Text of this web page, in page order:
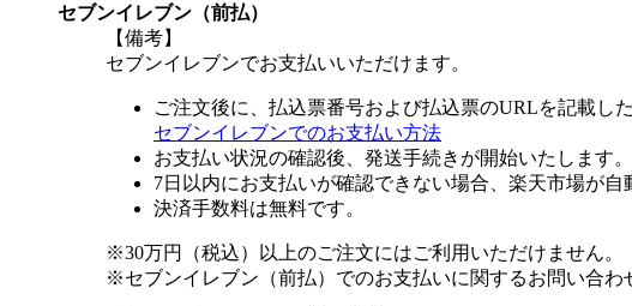
セブンイレブン（前払）
【備考】
セブンイレブンでお支払いいただけます。
ご注文後に、払込票番号および払込票のURLを記載し
セブンイレブンでのお支払い方法
お支払い状況の確認後、発送手続きが開始いたします
7日以内にお支払いが確認できない場合、楽天市場が自
決済手数料は無料です。
※30万円（税込）以上のご注文にはご利用いただけません。
※セブンイレブン（前払）でのお支払いに関するお問い合わ